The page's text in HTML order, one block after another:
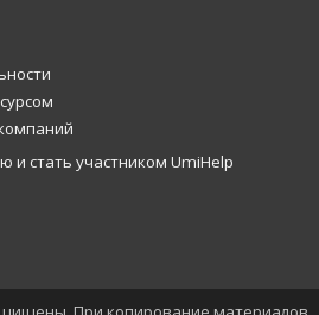
и стать участником UmiHelp